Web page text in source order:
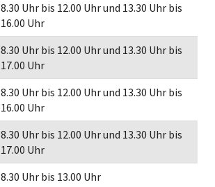
8.30 Uhr bis 12.00 Uhr und 13.30 Uhr bis
16.00 Uhr
8.30 Uhr bis 12.00 Uhr und 13.30 Uhr bis
17.00 Uhr
8.30 Uhr bis 12.00 Uhr und 13.30 Uhr bis
16.00 Uhr
8.30 Uhr bis 12.00 Uhr und 13.30 Uhr bis
17.00 Uhr
8.30 Uhr bis 13.00 Uhr